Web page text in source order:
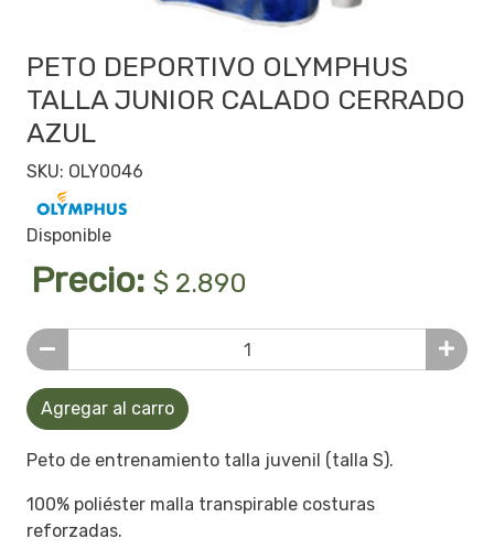
PETO DEPORTIVO OLYMPHUS
TALLA JUNIOR CALADO CERRADO
AZUL
SKU: OLY0046
Disponible
Precio: $ 2.890
Agregar al carro
Peto de entrenamiento talla juvenil (talla S).
100% poliéster malla transpirable costuras
reforzadas.